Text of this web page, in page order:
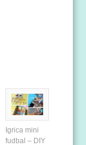
Igrica mini
fudbal – DIY